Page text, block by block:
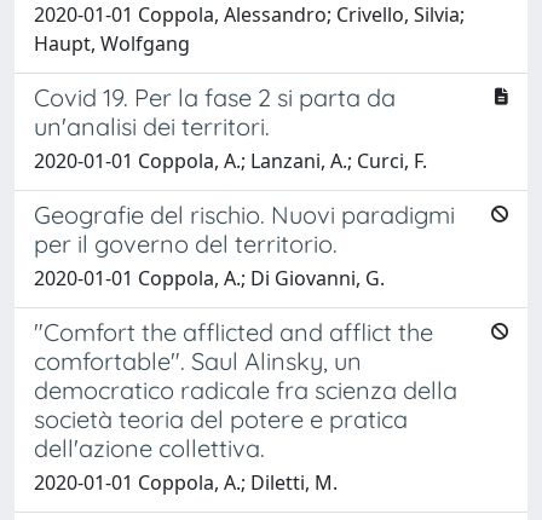
2020-01-01 Coppola, Alessandro; Crivello, Silvia;
Haupt, Wolfgang
Covid 19. Per la fase 2 si parta da
un'analisi dei territori.
2020-01-01 Coppola, A.; Lanzani, A.; Curci, F.
Geografie del rischio. Nuovi paradigmi
per il governo del territorio.
2020-01-01 Coppola, A.; Di Giovanni, G.
"Comfort the afflicted and afflict the
comfortable". Saul Alinsky, un
democratico radicale fra scienza della
società teoria del potere e pratica
dell'azione collettiva.
2020-01-01 Coppola, A.; Diletti, M.